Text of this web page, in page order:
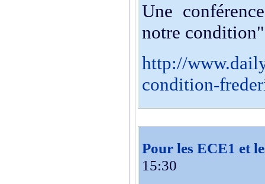
Une
notre
http://
condition-
Pour les ECE1 et
15:30